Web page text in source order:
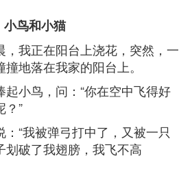
鸟和小猫
，我正在阳台上浇花，突然，一
地落在我家的阳台上。
小鸟，问：“你在空中飞得好
？”
“我被弹弓打中了，又被一只
划破了我翅膀，我飞不高